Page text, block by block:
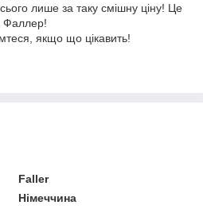
лише за таку смішну ціну! Це
Фаллер!
якщо що цікавить!
Faller
Німеччина